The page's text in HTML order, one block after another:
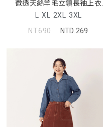
微透天絲羊毛立領長袖上衣
MUA
L XL 2XL 3XL
NT.690
NTD.269